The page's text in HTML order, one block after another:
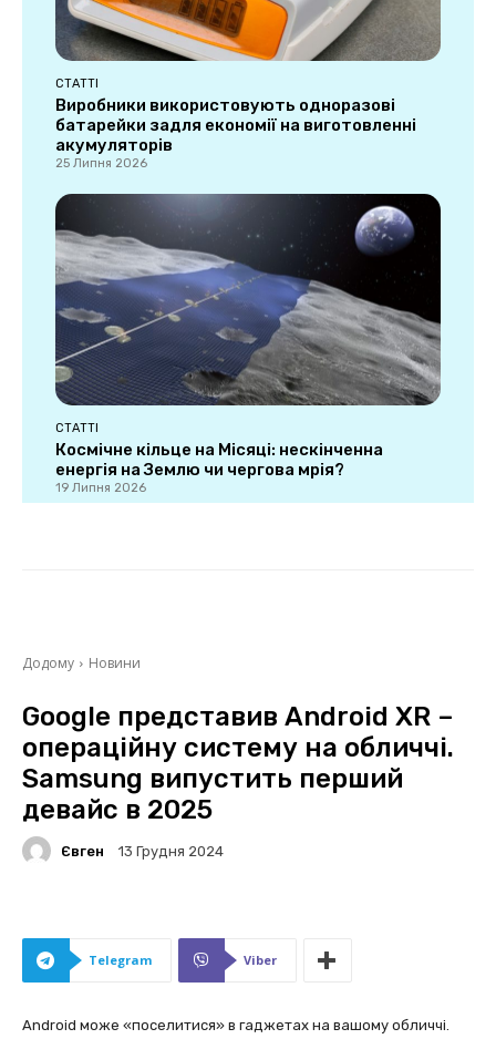
СТАТТІ
Виробники використовують одноразові
батарейки задля економії на виготовленні
акумуляторів
25 Липня 2026
СТАТТІ
Космічне кільце на Місяці: нескінченна
енергія на Землю чи чергова мрія?
19 Липня 2026